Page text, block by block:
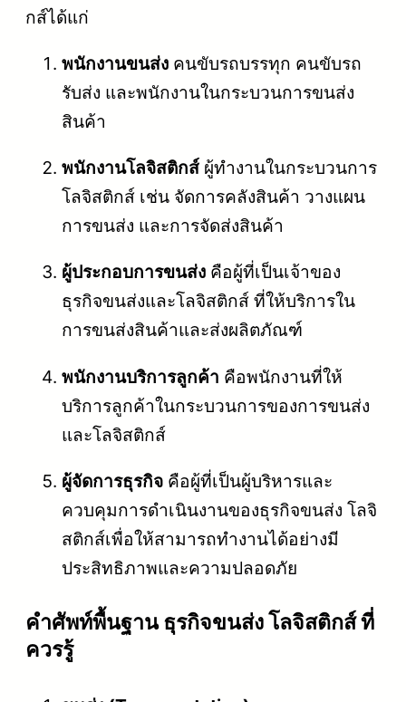
กส์ได้แก่
พนักงานขนส่ง คนขับรถบรรทุก คนขับรถ
รับส่ง และพนักงานในกระบวนการขนส่ง
สินค้า
พนักงานโลจิสติกส์ ผู้ทำงานในกระบวนการ
โลจิสติกส์ เช่น จัดการคลังสินค้า วางแผน
การขนส่ง และการจัดส่งสินค้า
ผู้ประกอบการขนส่ง คือผู้ที่เป็นเจ้าของ
ธุรกิจขนส่งและโลจิสติกส์ ที่ให้บริการใน
การขนส่งสินค้าและส่งผลิตภัณฑ์
พนักงานบริการลูกค้า คือพนักงานที่ให้
บริการลูกค้าในกระบวนการของการขนส่ง
และโลจิสติกส์
ผู้จัดการธุรกิจ คือผู้ที่เป็นผู้บริหารและ
ควบคุมการดำเนินงานของธุรกิจขนส่ง โลจิ
สติกส์เพื่อให้สามารถทำงานได้อย่างมี
ประสิทธิภาพและความปลอดภัย
คําศัพท์พื้นฐาน ธุรกิจขนส่ง โลจิสติกส์ ที่
ควรรู้